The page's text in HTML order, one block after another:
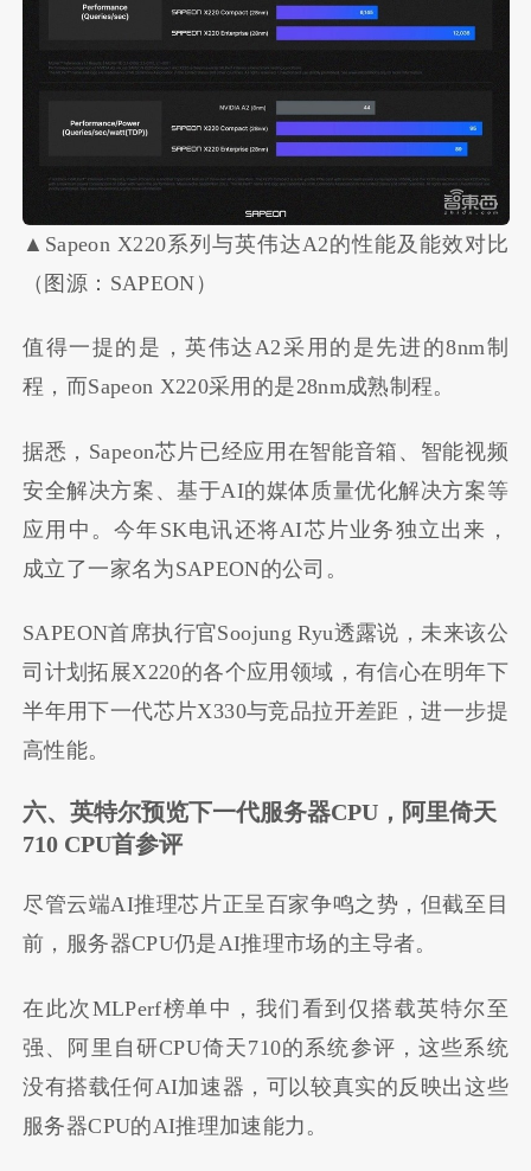
▲Sapeon X220系列与英伟达A2的性能及能效对比
（图源：SAPEON）
值得一提的是，英伟达A2采用的是先进的8nm制
程，而Sapeon X220采用的是28nm成熟制程。
据悉，Sapeon芯片已经应用在智能音箱、智能视频
安全解决方案、基于AI的媒体质量优化解决方案等
应用中。今年SK电讯还将AI芯片业务独立出来，
成立了一家名为SAPEON的公司。
SAPEON首席执行官Soojung Ryu透露说，未来该公
司计划拓展X220的各个应用领域，有信心在明年下
半年用下一代芯片X330与竞品拉开差距，进一步提
高性能。
六、英特尔预览下一代服务器CPU ，阿里倚天
710 CPU首参评
尽管云端AI推理芯片正呈百家争鸣之势，但截至目
前，服务器CPU仍是AI推理市场的主导者。
在此次MLPerf榜单中，我们看到仅搭载英特尔至
强、阿里自研CPU倚天710的系统参评，这些系统
没有搭载任何AI加速器，可以较真实的反映出这些
服务器CPU的AI推理加速能力。